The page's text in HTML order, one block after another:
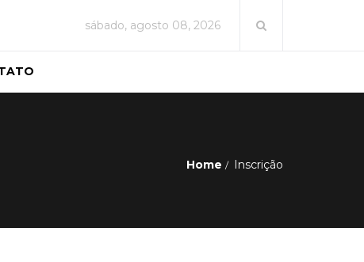
sábado, agosto 08, 2026
Home Inscrição